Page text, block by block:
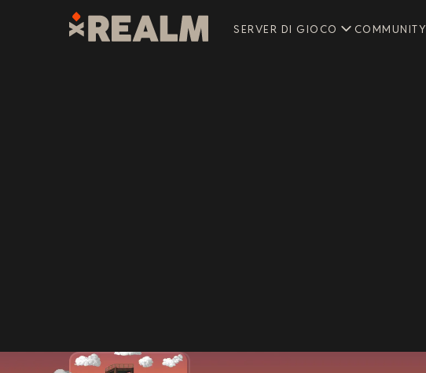
SERVER DI GIOCO COMMUNITY